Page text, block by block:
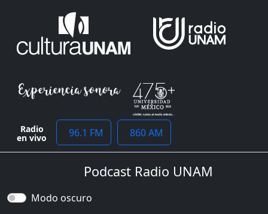
Radio
en vivo 96.1 FM 860 AM
Podcast Radio UNAM
Modo oscuro